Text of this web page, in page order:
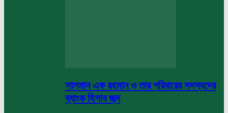
সালমান এফ রহমান ও তার পরিবারের সদস্যদের
ব্যাংক হিসাব জব্দ